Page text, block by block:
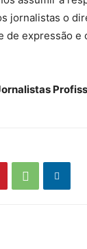
jornalistas o
de expressão e